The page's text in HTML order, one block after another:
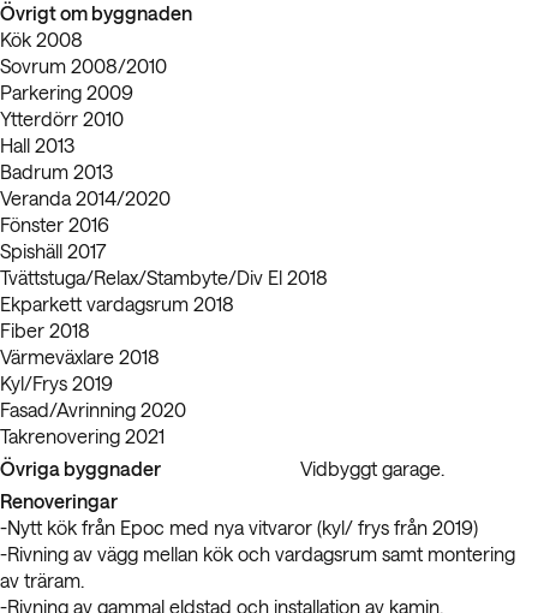
Övrigt om byggnaden
Kök 2008
Sovrum 2008/2010
Parkering 2009
Ytterdörr 2010
Hall 2013
Badrum 2013
Veranda 2014/2020
Fönster 2016
Spishäll 2017
Tvättstuga/Relax/Stambyte/Div El 2018
Ekparkett vardagsrum 2018
Fiber 2018
Värmeväxlare 2018
Kyl/Frys 2019
Fasad/Avrinning 2020
Takrenovering 2021
Övriga byggnader
Vidbyggt garage.
Renoveringar
-Nytt kök från Epoc med nya vitvaror (kyl/ frys från 2019)
-Rivning av vägg mellan kök och vardagsrum samt montering
av träram.
-Rivning av gammal eldstad och installation av kamin.